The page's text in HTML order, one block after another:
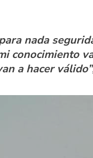
nada
conocimiento
a hacer